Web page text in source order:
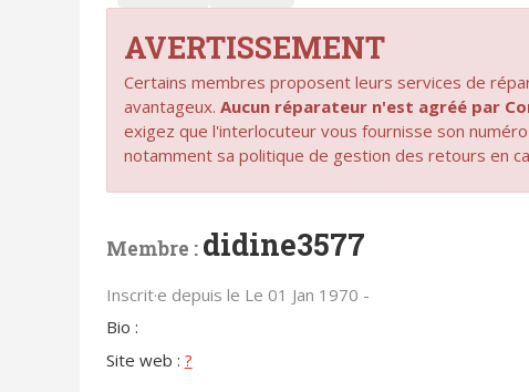
AVERTISSEMENT
Certains membres proposent leurs services de
avantageux. Aucun réparateur n'est agréé par
exigez que l'interlocuteur vous fournisse son
notamment sa politique de gestion des retours en
Membre : didine3577
Inscrit·e depuis le Le 01 Jan 1970 -
Bio :
Site web : ?